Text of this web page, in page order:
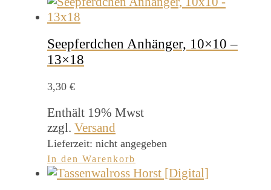
Seepferdchen Anhänger, 10×10 –
13×18
3,30 €
Enthält 19% Mwst
zzgl. Versand
Lieferzeit: nicht angegeben
In den Warenkorb